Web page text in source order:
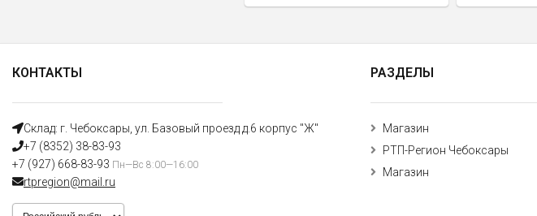
КОНТАКТЫ
Склад: г. Чебоксары, ул. Базовый проезд д.6 корпус "Ж"
+7 (8352) 38-83-93
+7 (927) 668-83-93 Пн—Вс 8:00—16:00
rtpregion@mail.ru
РАЗДЕЛЫ
Магазин
РТП-Регион Чебоксары
Магазин